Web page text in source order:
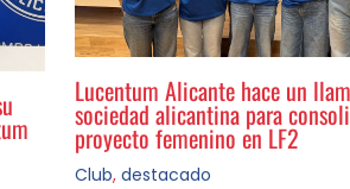
Lucentum Alicante hace un
sociedad alicantina para
proyecto femenino en LF2
Club, destacado